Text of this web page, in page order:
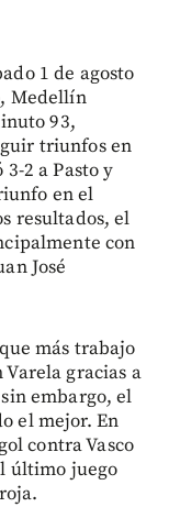
1 de agosto
Medellín
93,
triunfos en
2 a Pasto y
en el
resultados, el
con
José
más trabajo
Varela gracias a
embargo, el
el mejor. En
contra Vasco
último juego